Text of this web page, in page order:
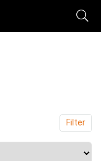
Filter